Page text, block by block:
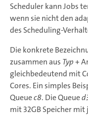
Scheduler kann Jobs
wenn sie nicht den
des Scheduling-
Die konkrete
zusammen aus Typ+
gleichbedeutend mit
Cores. Ein simples
Queuec8. Die Queue
mit 32GB Speicher mit